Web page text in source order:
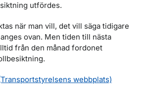
utfördes.
när man vill, det vill säga tidigare
ovan. Men tiden till nästa
från den månad fordonet
webbplats)